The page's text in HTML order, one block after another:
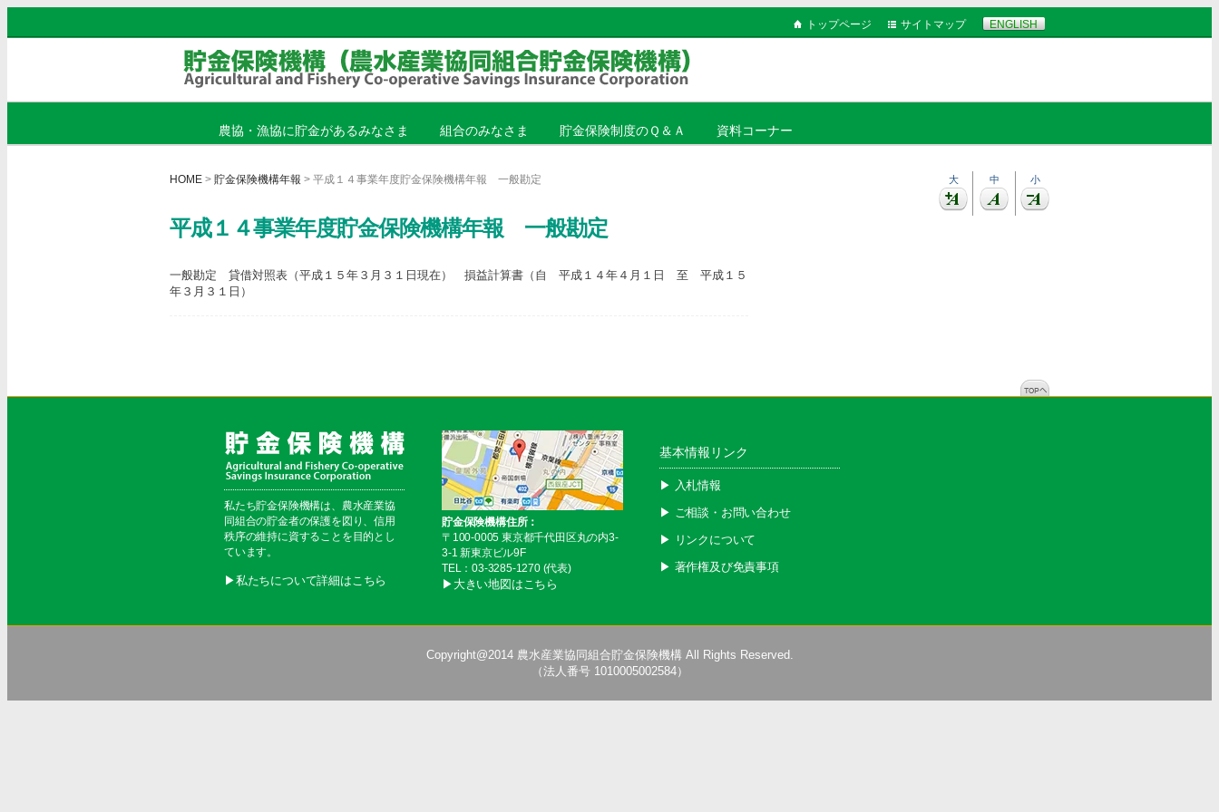
トップページ サイトマップ ENGLISH
農協・漁協に貯金があるみなさま 組合のみなさま 貯金保険制度のＱ＆Ａ 資料コーナー
HOME > 貯金保険機構年報 > 平成１４事業年度貯金保険機構年報 一般勘定
平成１４事業年度貯金保険機構年報 一般勘定
一般勘定 貸借対照表（平成１５年３月３１日現在） 損益計算書（自 平成１４年４月１日 至 平成１５
年３月３１日）
大 中 小
私たち貯金保険機構は、農水産業協
同組合の貯金者の保護を図り、信用
秩序の維持に資することを目的とし
ています。
▶︎私たちについて詳細はこちら
貯金保険機構住所：
〒100-0005 東京都千代田区丸の内3-
3-1 新東京ビル9F
TEL：03-3285-1270 (代表)
▶︎大きい地図はこちら
基本情報リンク
▶︎ 入札情報
▶︎ ご相談・お問い合わせ
▶︎ リンクについて
▶︎ 著作権及び免責事項
Copyright@2014 農水産業協同組合貯金保険機構All Rights Reserved.
（法人番号 1010005002584）